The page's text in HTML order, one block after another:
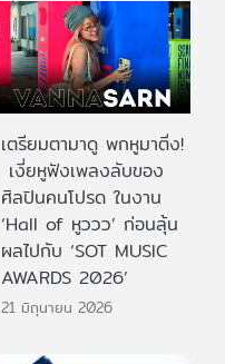
เตรียมตามาดู พกหูมาติ่ง!
เงี่ยหูฟังเพลงลับของ
ศิลปินคนโปรด ในงาน
‘Hall of หูววว’ ก่อนลุ้น
ผลไปกับ ‘SOT MUSIC
AWARDS 2026’
21 มิถุนายน 2026